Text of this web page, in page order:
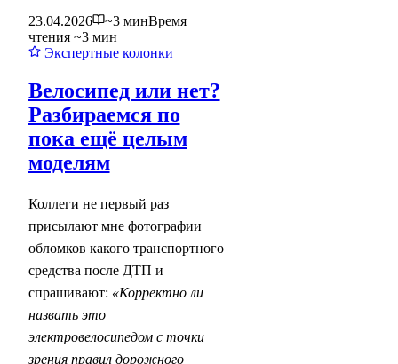
23.04.2026 ~3 минВремя
чтения ~3 мин
Экспертные колонки
Велосипед или нет?
Разбираемся по
пока ещё целым
моделям
Коллеги не первый раз
присылают мне фотографии
обломков какого транспортного
средства после ДТП и
спрашивают: «Корректно ли
назвать это
электровелосипедом с точки
зрения правил дорожного